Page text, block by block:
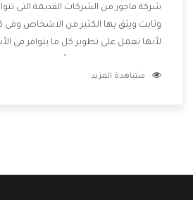
شركة فاجور من الشركات القديمة التى
وثابت ويثق بها الكثير من الاشخاص وفى
لأنها تعمل على تطوير كل ما يتوافر فى
وتقدم للعملاء أقوى العروض
مشاهدة المزيد